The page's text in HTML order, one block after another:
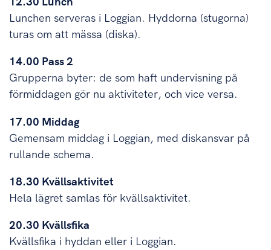
Lunchen serveras i Loggian. Hyddorna (stugorna)
turas om att mässa (diska).
14.00 Pass 2
Grupperna byter: de som haft undervisning på
förmiddagen gör nu aktiviteter, och vice versa.
17.00 Middag
Gemensam middag i Loggian, med diskansvar på
rullande schema.
18.30 Kvällsaktivitet
Hela lägret samlas för kvällsaktivitet.
20.30 Kvällsfika
Kvällsfika i hyddan eller i Loggian.